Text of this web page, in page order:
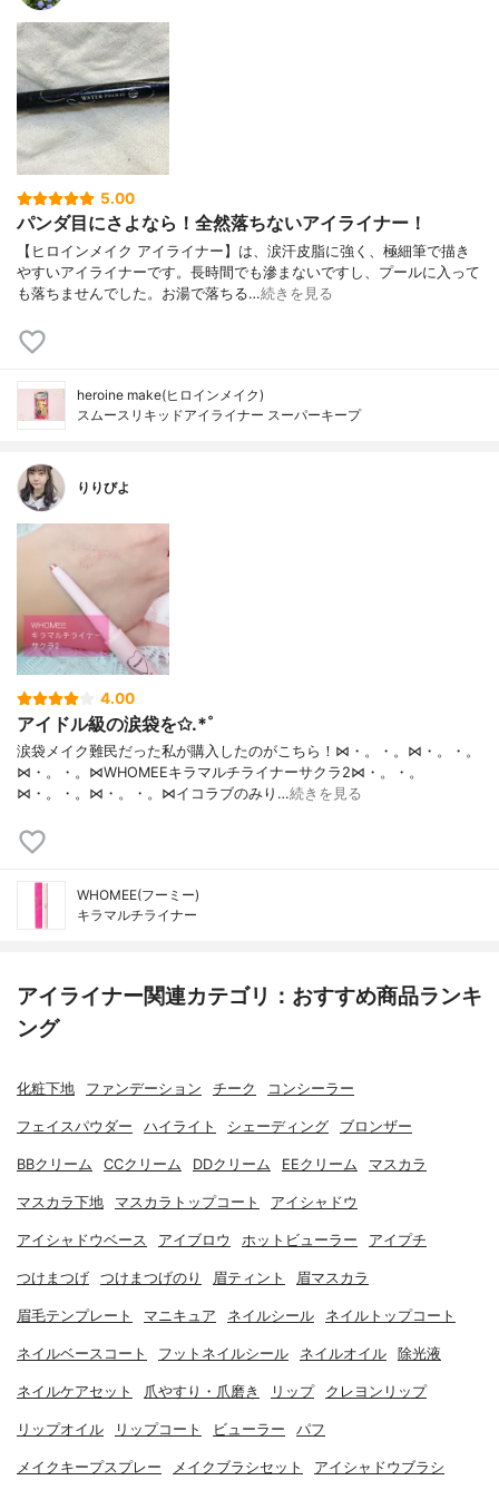
5.00
パンダ目にさよなら！全然落ちないアイライナー！
【ヒロインメイク アイライナー】は、涙汗皮脂に強く、極細筆で描き
やすいアイライナーです。長時間でも滲まないですし、プールに入って
も落ちませんでした。お湯で落ちる…続きを見る
heroine make(ヒロインメイク)
スムースリキッドアイライナー スーパーキープ
りりびよ
4.00
アイドル級の涙袋を✩.*˚
涙袋メイク難民だった私が購入したのがこちら！⋈・。・。⋈・。・。
⋈・。・。⋈WHOMEEキラマルチライナーサクラ2⋈・。・。
⋈・。・。⋈・。・。⋈イコラブのみり…続きを見る
WHOMEE(フーミー)
キラマルチライナー
アイライナー関連カテゴリ：おすすめ商品ランキ
ング
化粧下地 ファンデーション チーク コンシーラー
フェイスパウダー ハイライト シェーディング ブロンザー
BBクリーム CCクリーム DDクリーム EEクリーム マスカラ
マスカラ下地 マスカラトップコート アイシャドウ
アイシャドウベース アイブロウ ホットビューラー アイプチ
つけまつげ つけまつげのり 眉ティント 眉マスカラ
眉毛テンプレート マニキュア ネイルシール ネイルトップコート
ネイルベースコート フットネイルシール ネイルオイル 除光液
ネイルケアセット 爪やすり・爪磨き リップ クレヨンリップ
リップオイル リップコート ビューラー パフ
メイクキープスプレー メイクブラシセット アイシャドウブラシ